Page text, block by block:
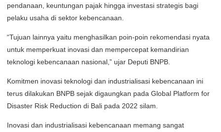
pendanaan, keuntungan pajak hingga investasi strategis bagi
pelaku usaha di sektor kebencanaan.
“Tujuan lainnya yaitu menghasilkan poin-poin rekomendasi nyata
untuk memperkuat inovasi dan mempercepat kemandirian
teknologi kebencanaan nasional,” ujar Deputi BNPB.
Komitmen inovasi teknologi dan industrialisasi kebencanaan ini
terus dilakukan BNPB sejak digaungkan pada Global Platform for
Disaster Risk Reduction di Bali pada 2022 silam.
Inovasi dan industrialisasi kebencanaan memang sangat